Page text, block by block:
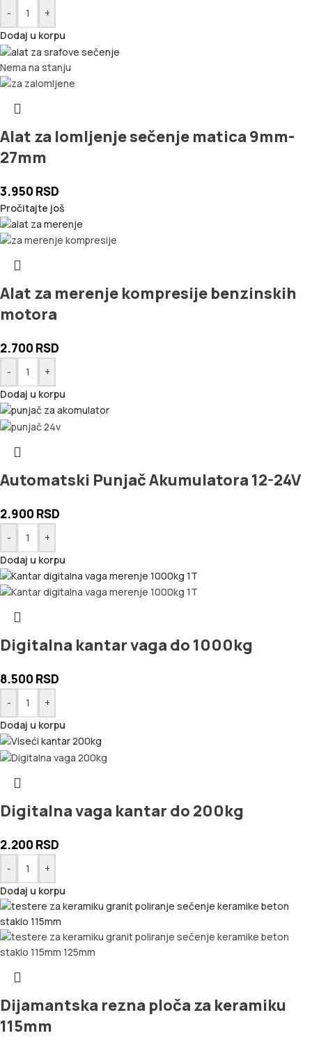
-
+
Dodaj u korpu
Nema na stanju
Alat za lomljenje sečenje matica 9mm-
27mm
3.950 RSD
Pročitajte još
Alat za merenje kompresije benzinskih
motora
2.700 RSD
-
+
Dodaj u korpu
Automatski Punjač Akumulatora 12-24V
2.900 RSD
-
+
Dodaj u korpu
Digitalna kantar vaga do 1000kg
8.500 RSD
-
+
Dodaj u korpu
Digitalna vaga kantar do 200kg
2.200 RSD
-
+
Dodaj u korpu
Dijamantska rezna ploča za keramiku
115mm